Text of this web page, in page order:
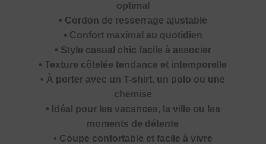
optimal
• Cordon de resserrage ajustable
• Confort maximal au quotidien
• Style casual chic facile à associer
• Texture côtelée tendance et intemporelle
• À porter avec un T-shirt, un polo ou une
chemise
• Idéal pour les vacances, la ville ou les
moments de détente
• Coupe confortable et facile à vivre